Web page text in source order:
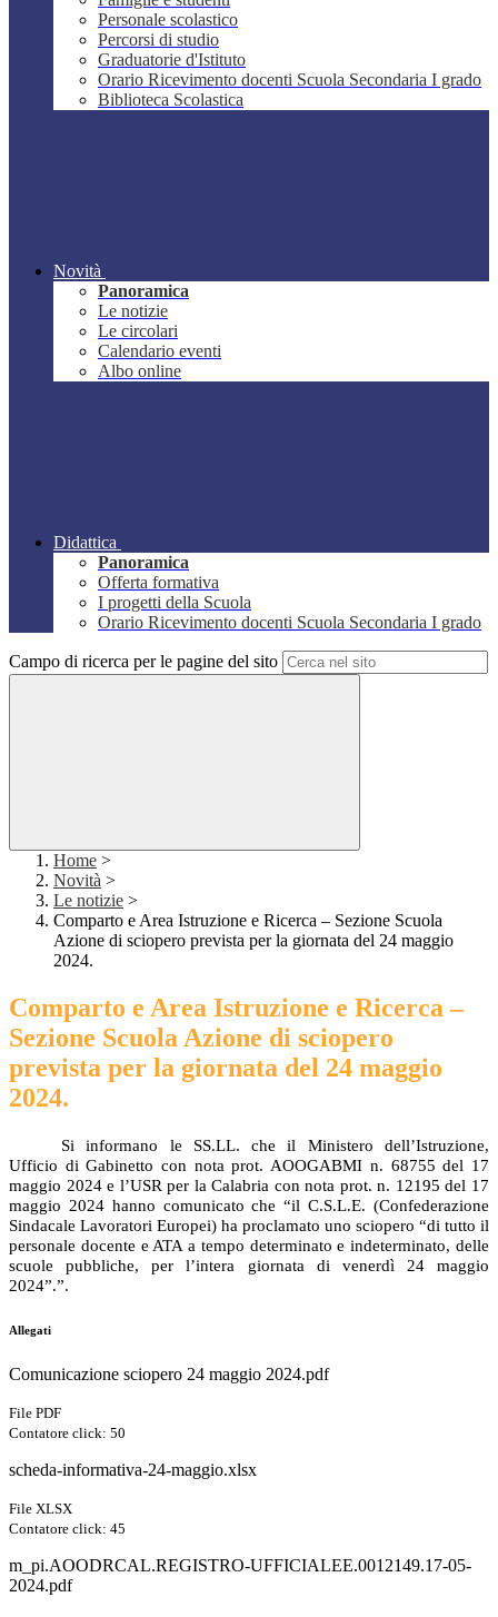
Personale scolastico
Percorsi di studio
Graduatorie d'Istituto
Orario Ricevimento docenti Scuola Secondaria I grado
Biblioteca Scolastica
Novità
Panoramica
Le notizie
Le circolari
Calendario eventi
Albo online
Didattica
Panoramica
Offerta formativa
I progetti della Scuola
Orario Ricevimento docenti Scuola Secondaria I grado
Campo di ricerca per le pagine del sito
Home >
Novità >
Le notizie >
Comparto e Area Istruzione e Ricerca – Sezione Scuola
Azione di sciopero prevista per la giornata del 24 maggio
2024.
Comparto e Area Istruzione e Ricerca –
Sezione Scuola Azione di sciopero
prevista per la giornata del 24 maggio
2024.
Si informano le SS.LL. che il Ministero dell’Istruzione,
Ufficio di Gabinetto con nota prot. AOOGABMI n. 68755 del 17
maggio 2024 e l’USR per la Calabria con nota prot. n. 12195 del 17
maggio 2024 hanno comunicato che “il C.S.L.E. (Confederazione
Sindacale Lavoratori Europei) ha proclamato uno sciopero “di tutto il
personale docente e ATA a tempo determinato e indeterminato, delle
scuole pubbliche, per l’intera giornata di venerdì 24 maggio
2024”.”.
Allegati
Comunicazione sciopero 24 maggio 2024.pdf
File PDF
Contatore click: 50
scheda-informativa-24-maggio.xlsx
File XLSX
Contatore click: 45
m_pi.AOODRCAL.REGISTRO-UFFICIALEE.0012149.17-05-
2024.pdf